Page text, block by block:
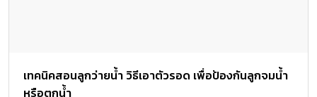
เทคนิคสอนลูกว่ายน้ำ วิธีเอาตัวรอด เพื่อป้องกันลูกจมน้ำ
หรือตกน้ำ